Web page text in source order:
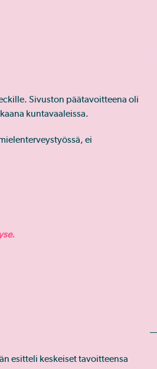
Sivuston päätavoitteena oli
kuntavaaleissa.
ei
esitteli keskeiset tavoitteensa